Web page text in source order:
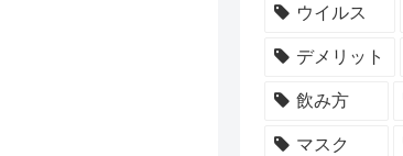
ウイルス
デメリット
飲み方
マスク